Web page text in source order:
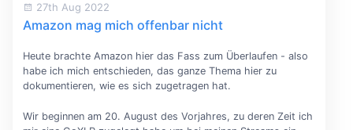
27th Aug 2022
Amazon mag mich offenbar nicht
Heute brachte Amazon hier das Fass zum Überlaufen - also
habe ich mich entschieden, das ganze Thema hier zu
dokumentieren, wie es sich zugetragen hat.
Wir beginnen am 20. August des Vorjahres, zu deren Zeit ich